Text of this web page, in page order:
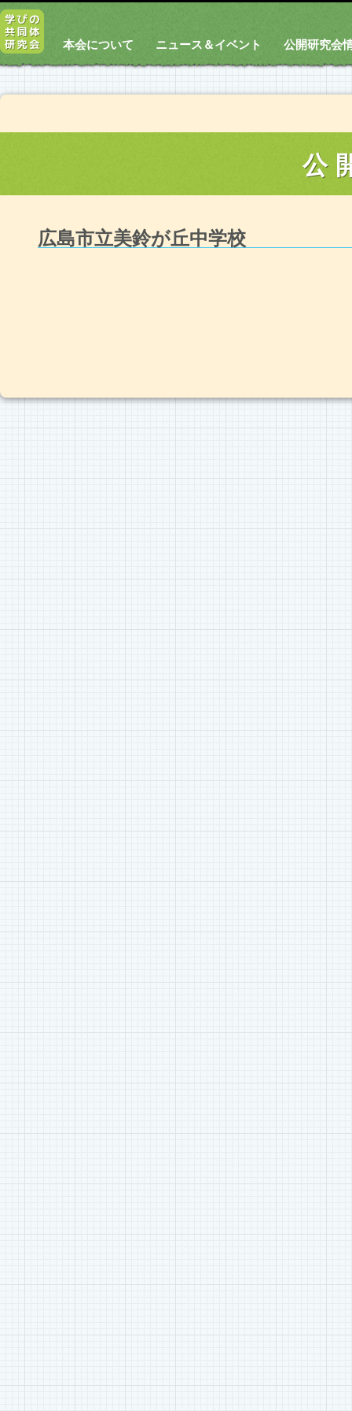
本会について ニュース＆イベント 公開研究会
公
広島市立美鈴が丘中学校